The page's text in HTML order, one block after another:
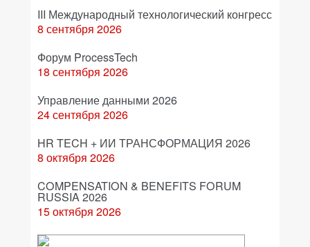
III Международный технологический конгресс
8 сентября 2026
Форум ProcessTech
18 сентября 2026
Управление данными 2026
24 сентября 2026
HR TECH + ИИ ТРАНСФОРМАЦИЯ 2026
8 октября 2026
COMPENSATION & BENEFITS FORUM
RUSSIA 2026
15 октября 2026